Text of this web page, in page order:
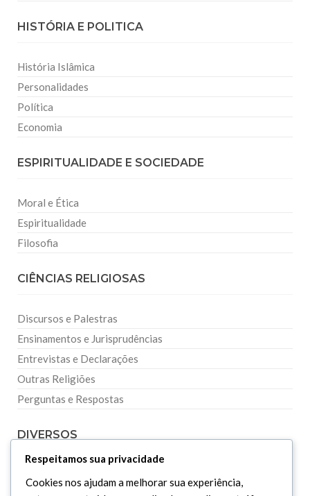
HISTÓRIA E POLITICA
História Islâmica
Personalidades
Política
Economia
ESPIRITUALIDADE E SOCIEDADE
Moral e Ética
Espiritualidade
Filosofia
CIÊNCIAS RELIGIOSAS
Discursos e Palestras
Ensinamentos e Jurisprudências
Entrevistas e Declarações
Outras Religiões
Perguntas e Respostas
DIVERSOS
Respeitamos sua privacidade
Cookies nos ajudam a melhorar sua experiência,